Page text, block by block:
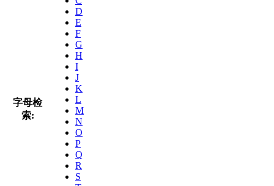
字母检
索:
D
E
F
G
H
I
J
K
L
M
N
O
P
Q
R
S